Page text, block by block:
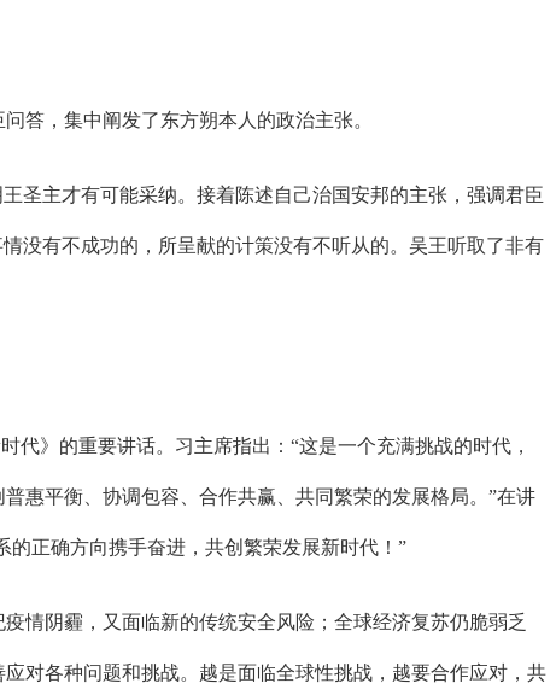
，集中阐发了东方朔本人的政治主张。
主才有可能采纳。接着陈述自己治国安邦的主张，强调君臣
没有不成功的，所呈献的计策没有不听从的。吴王听取了非有
》的重要讲话。习主席指出：“这是一个充满挑战的时代，
惠平衡、协调包容、合作共赢、共同繁荣的发展格局。”在讲
正确方向携手奋进，共创繁荣发展新时代！”
阴霾，又面临新的传统安全风险；全球经济复苏仍脆弱乏
对各种问题和挑战。越是面临全球性挑战，越要合作应对，共